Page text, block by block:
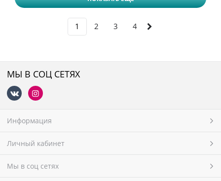
1 2 3 4
МЫ В СОЦ СЕТЯХ
Информация
Личный кабинет
Мы в соц сетях